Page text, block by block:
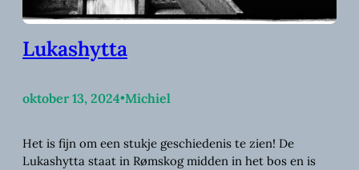
Lukashytta
oktober 13, 2024•Michiel
Het is fijn om een stukje geschiedenis te zien! De
Lukashytta staat in Rømskog midden in het bos en is